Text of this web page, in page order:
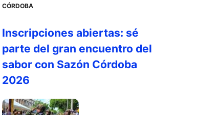
CÓRDOBA
Inscripciones abiertas: sé
parte del gran encuentro del
sabor con Sazón Córdoba
2026